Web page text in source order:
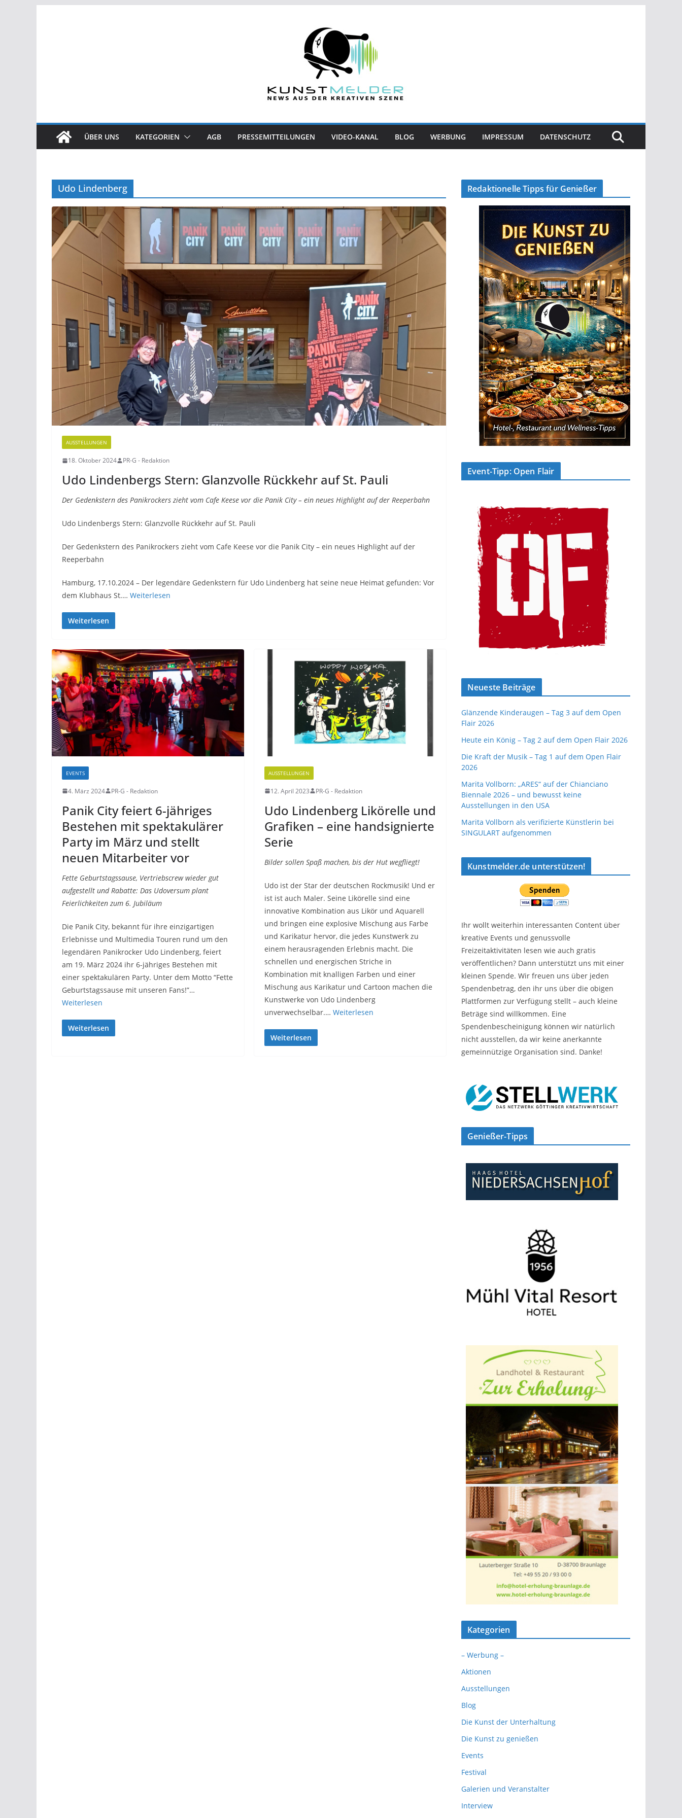
ÜBER UNS KATEGORIEN AGB PRESSEMITTEILUNGEN VIDEO-KANAL BLOG WERBUNG IMPRESSUM DATENSCHUTZ
Udo Lindenberg
AUSSTELLUNGEN
18. Oktober 2024 PR-G - Redaktion
Udo Lindenbergs Stern: Glanzvolle Rückkehr auf St. Pauli
Der Gedenkstern des Panikrockers zieht vom Cafe Keese vor die Panik City – ein neues Highlight auf der Reeperbahn
Udo Lindenbergs Stern: Glanzvolle Rückkehr auf St. Pauli
Der Gedenkstern des Panikrockers zieht vom Cafe Keese vor die Panik City – ein neues Highlight auf der
Reeperbahn
Hamburg, 17.10.2024 – Der legendäre Gedenkstern für Udo Lindenberg hat seine neue Heimat gefunden: Vor
dem Klubhaus St.… Weiterlesen
Weiterlesen
EVENTS
4. März 2024 PR-G - Redaktion
Panik City feiert 6-jähriges
Bestehen mit spektakulärer
Party im März und stellt
neuen Mitarbeiter vor
Fette Geburtstagssause, Vertriebscrew wieder gut
aufgestellt und Rabatte: Das Udoversum plant
Feierlichkeiten zum 6. Jubiläum
Die Panik City, bekannt für ihre einzigartigen
Erlebnisse und Multimedia Touren rund um den
legendären Panikrocker Udo Lindenberg, feiert
am 19. März 2024 ihr 6-jähriges Bestehen mit
einer spektakulären Party. Unter dem Motto “Fette
Geburtstagssause mit unseren Fans!”…
Weiterlesen
Weiterlesen
AUSSTELLUNGEN
12. April 2023 PR-G - Redaktion
Udo Lindenberg Likörelle und
Grafiken – eine handsignierte
Serie
Bilder sollen Spaß machen, bis der Hut wegfliegt!
Udo ist der Star der deutschen Rockmusik! Und er
ist ist auch Maler. Seine Likörelle sind eine
innovative Kombination aus Likör und Aquarell
und bringen eine explosive Mischung aus Farbe
und Karikatur hervor, die jedes Kunstwerk zu
einem herausragenden Erlebnis macht. Die
schnellen und energischen Striche in
Kombination mit knalligen Farben und einer
Mischung aus Karikatur und Cartoon machen die
Kunstwerke von Udo Lindenberg
unverwechselbar.… Weiterlesen
Weiterlesen
Redaktionelle Tipps für Genießer
Event-Tipp: Open Flair
Neueste Beiträge
Glänzende Kinderaugen – Tag 3 auf dem Open
Flair 2026
Heute ein König – Tag 2 auf dem Open Flair 2026
Die Kraft der Musik – Tag 1 auf dem Open Flair
2026
Marita Vollborn: „ARES“ auf der Chianciano
Biennale 2026 – und bewusst keine
Ausstellungen in den USA
Marita Vollborn als verifizierte Künstlerin bei
SINGULART aufgenommen
Kunstmelder.de unterstützen!
Ihr wollt weiterhin interessanten Content über
kreative Events und genussvolle
Freizeitaktivitäten lesen wie auch gratis
veröffentlichen? Dann unterstützt uns mit einer
kleinen Spende. Wir freuen uns über jeden
Spendenbetrag, den ihr uns über die obigen
Plattformen zur Verfügung stellt – auch kleine
Beträge sind willkommen. Eine
Spendenbescheinigung können wir natürlich
nicht ausstellen, da wir keine anerkannte
gemeinnützige Organisation sind. Danke!
Genießer-Tipps
Kategorien
– Werbung –
Aktionen
Ausstellungen
Blog
Die Kunst der Unterhaltung
Die Kunst zu genießen
Events
Festival
Galerien und Veranstalter
Interview